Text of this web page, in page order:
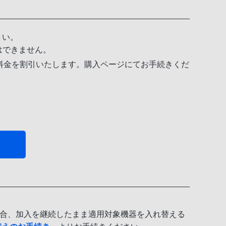
。
きません。
を割引いたします。購入ページにてお手続きくだ
、加入を継続したまま適用対象機器を入れ替える